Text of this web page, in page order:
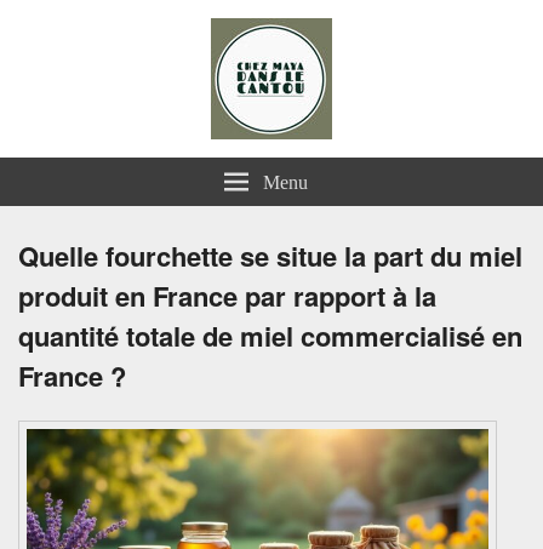
Chez Maya dans le Cantou
Menu
Quelle fourchette se situe la part du miel
produit en France par rapport à la
quantité totale de miel commercialisé en
France ?